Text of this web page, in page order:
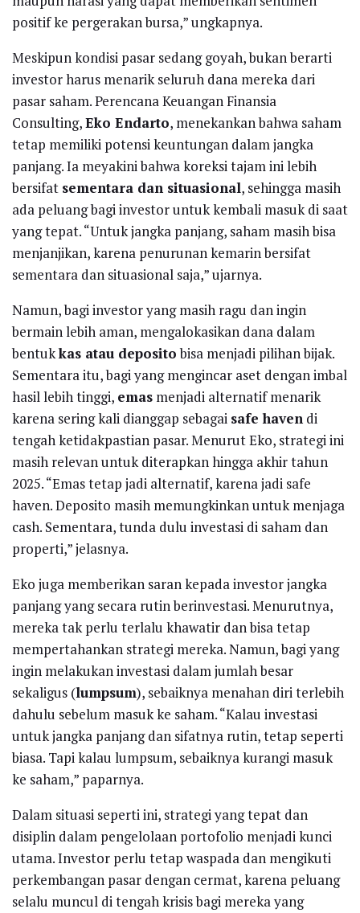
positif ke pergerakan bursa,” ungkapnya.
Meskipun kondisi pasar sedang goyah, bukan berarti
investor harus menarik seluruh dana mereka dari
pasar saham. Perencana Keuangan Finansia
Consulting,Eko Endarto, menekankan bahwa saham
tetap memiliki potensi keuntungan dalam jangka
panjang. Ia meyakini bahwa koreksi tajam ini lebih
bersifat sementara dan situasional, sehingga masih
ada peluang bagi investor untuk kembali masuk di saat
yang tepat. “Untuk jangka panjang, saham masih bisa
menjanjikan, karena penurunan kemarin bersifat
sementara dan situasional saja,” ujarnya.
Namun, bagi investor yang masih ragu dan ingin
bermain lebih aman, mengalokasikan dana dalam
bentukkas atau depositobisa menjadi pilihan bijak.
Sementara itu, bagi yang mengincar aset dengan imbal
hasil lebih tinggi, emas menjadi alternatif menarik
karena sering kali dianggap sebagai safe haven di
tengah ketidakpastian pasar. Menurut Eko, strategi ini
masih relevan untuk diterapkan hingga akhir tahun
2025. “Emas tetap jadi alternatif, karena jadi safe
haven. Deposito masih memungkinkan untuk menjaga
cash. Sementara, tunda dulu investasi di saham dan
properti,” jelasnya.
Eko juga memberikan saran kepada investor jangka
panjang yang secara rutin berinvestasi. Menurutnya,
mereka tak perlu terlalu khawatir dan bisa tetap
mempertahankan strategi mereka. Namun, bagi yang
ingin melakukan investasi dalam jumlah besar
sekaligus (lumpsum), sebaiknya menahan diri terlebih
dahulu sebelum masuk ke saham. “Kalau investasi
untuk jangka panjang dan sifatnya rutin, tetap seperti
biasa. Tapi kalau lumpsum, sebaiknya kurangi masuk
ke saham,” paparnya.
Dalam situasi seperti ini, strategi yang tepat dan
disiplin dalam pengelolaan portofolio menjadi kunci
utama. Investor perlu tetap waspada dan mengikuti
perkembangan pasar dengan cermat, karena peluang
selalu muncul di tengah krisis bagi mereka yang